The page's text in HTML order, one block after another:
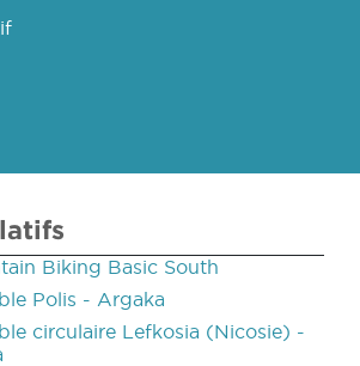
Biking Basic South
Polis - Argaka
circulaire Lefkosia (Nicosie) -